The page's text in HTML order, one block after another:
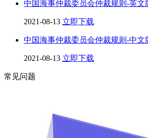
中国海事仲裁委员会仲裁规则-英文
2021-08-13 立即下载
中国海事仲裁委员会仲裁规则-中文
2021-08-13 立即下载
常见问题